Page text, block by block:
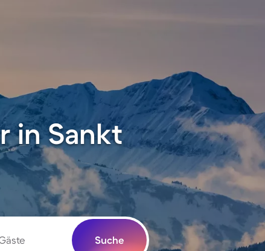
in Sankt
Suche